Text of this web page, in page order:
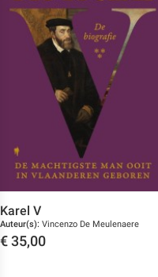
Karel V
Auteur(s): Vincenzo De Meulenaere
€ 35,00